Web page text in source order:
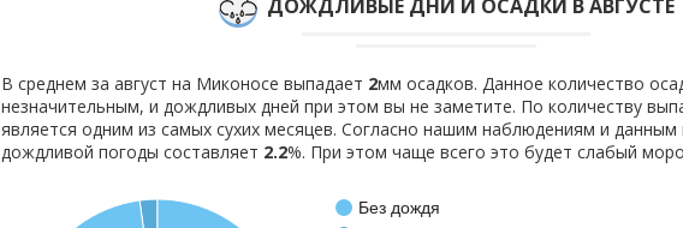
ДОЖДЛИВЫЕ ДНИ И ОСАДКИ В АВГУСТЕ
В среднем за август на Миконосе выпадает 2мм осадков. Данное количество
незначительным, и дождливых дней при этом вы не заметите. По количеству
является одним из самых сухих месяцев. Согласно нашим наблюдениям и данным
дождливой погоды составляет 2.2%. При этом чаще всего это будет слабый
Без дождя